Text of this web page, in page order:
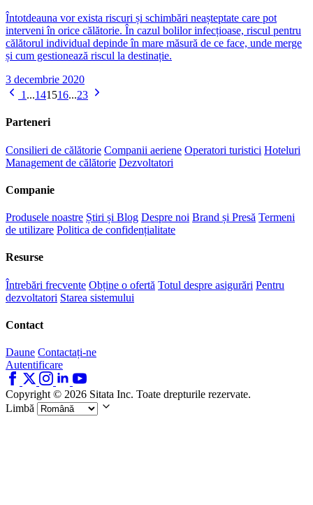
Întotdeauna vor exista riscuri și schimbări neașteptate care pot
interveni în orice călătorie. În cazul bolilor infecțioase, riscul pentru
călătorul individual depinde în mare măsură de ce face, unde merge
și cum gestionează riscul la destinație.
3 decembrie 2020
1 ...141516...23
Parteneri
Consilieri de călătorie Companii aeriene Operatori turistici Hoteluri
Management de călătorie Dezvoltatori
Companie
Produsele noastre Știri și Blog Despre noi Brand și Presă Termeni
de utilizare Politica de confidențialitate
Resurse
Întrebări frecvente Obține o ofertă Totul despre asigurări Pentru
dezvoltatori Starea sistemului
Contact
Daune Contactați-ne
Autentificare
Copyright © 2026 Sitata Inc. Toate drepturile rezervate.
Limbă